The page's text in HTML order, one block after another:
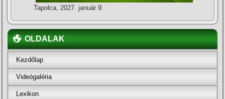
Tapolca, 2027. január 9.
OLDALAK
Kezdőlap
Videógaléria
Lexikon